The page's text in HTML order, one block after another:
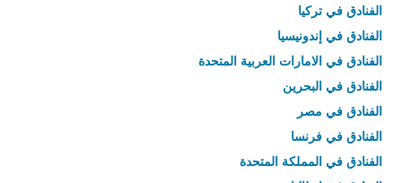
الفنادق في تركيا
الفنادق في إندونيسيا
الفنادق في الامارات العربية المتحدة
الفنادق في البحرين
الفنادق في مصر
الفنادق في فرنسا
الفنادق في المملكة المتحدة